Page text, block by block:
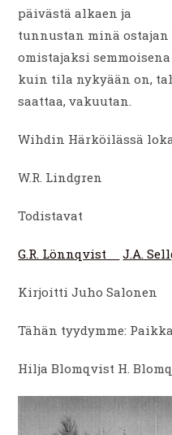
päivästä alkaen ja
tunnustan minä
omistajaksi semmoisena
kuin tila nykyään on,
saattaa, vakuutan.
Wihdin Härköilässä
W.R. Lindgren
Todistavat
G.R. Lönnqvist J.A.
Kirjoitti Juho Salonen
Tähän tyydymme:
Hilja Blomqvist H.